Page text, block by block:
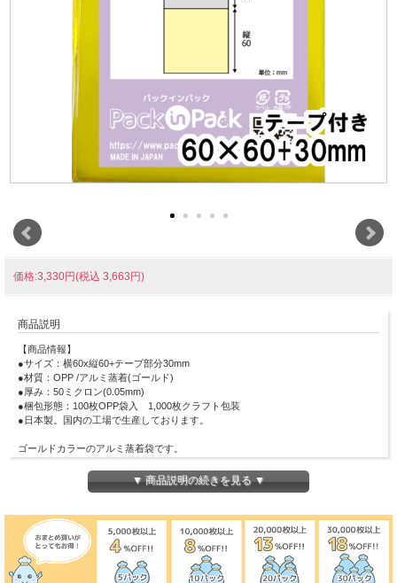
価格:3,330円(税込 3,663円)
商品説明
【商品情報】
●サイズ：横60x縦60+テープ部分30mm
●材質：OPP /アルミ蒸着(ゴールド)
●厚み：50ミクロン(0.05mm)
●梱包形態：100枚OPP袋入 1,000枚クラフト包装
●日本製。国内の工場で生産しております。
ゴールドカラーのアルミ蒸着袋です。
全面アルミ蒸着フィルムを使用しているため、 中身が見えないのでシークレット
袋としてイベント・付録などのお楽しみ袋として大活躍します！
封かん時にまとわり付きのない帯電防止テープ使用です。
(お入れになりたい商品によっては入らない場合もございますので、サイズをお確
かめください)
▼ 商品説明の続きを見る ▼